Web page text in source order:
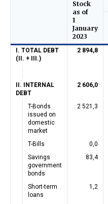
Stock
as of
1
January
2023
I. TOTAL DEBT
(II. + III.)
2 894,8
II. INTERNAL
DEBT
2 606,0
T-Bonds
issued on
domestic
market
2 521,3
T-Bills 0,0
Savings
government
bonds
83,4
Short-term
loans
1,2